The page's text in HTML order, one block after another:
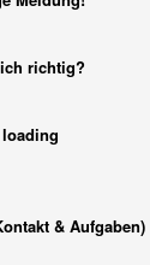
richtig?
& Aufgaben)